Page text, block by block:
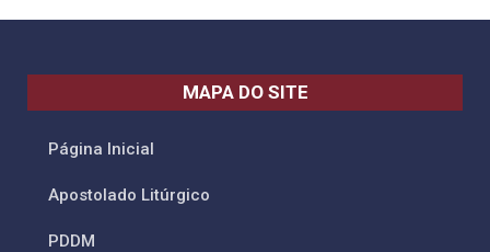
MAPA DO SITE
Página Inicial
Apostolado Litúrgico
PDDM